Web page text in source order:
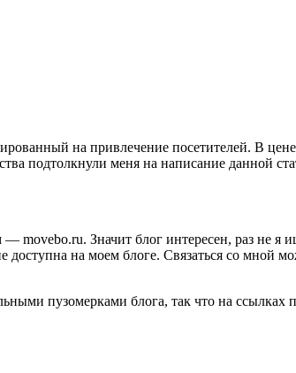
на привлечение посетителей. В
подтолкнули меня на написание данной
movebo.ru. Значит блог интересен, раз не я
доступна на моем блоге. Связаться со
пузомерками блога, так что на ссылках